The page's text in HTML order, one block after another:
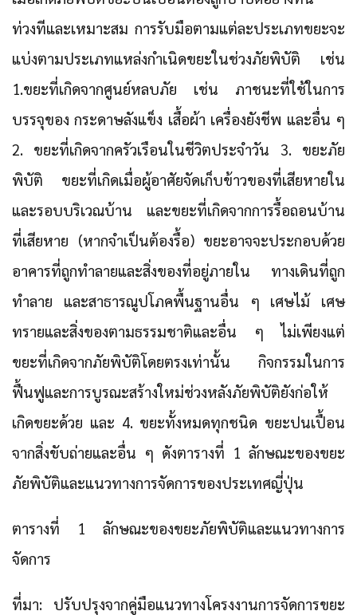
ท่วงทีและเหมาะสม การรับมือตามแต่ละประเภทขยะจะ
แบ่งตามประเภทแหล่งกำเนิดขยะในช่วงภัยพิบัติ เช่น
1.ขยะที่เกิดจากศูนย์หลบภัย เช่น ภาชนะที่ใช้ในการ
บรรจุของ กระดาษลังแข็ง เสื้อผ้า เครื่องยังชีพ และอื่น ๆ
2. ขยะที่เกิดจากครัวเรือนในชีวิตประจำวัน 3. ขยะภัย
พิบัติ ขยะที่เกิดเมื่อผู้อาศัยจัดเก็บข้าวของที่เสียหายใน
และรอบบริเวณบ้าน และขยะที่เกิดจากการรื้อถอนบ้าน
ที่เสียหาย (หากจำเป็นต้องรื้อ) ขยะอาจจะประกอบด้วย
อาคารที่ถูกทำลายและสิ่งของที่อยู่ภายใน ทางเดินที่ถูก
ทำลาย และสาธารณูปโภคพื้นฐานอื่น ๆ เศษไม้ เศษ
ทรายและสิ่งของตามธรรมชาติและอื่น ๆ ไม่เพียงแต่
ขยะที่เกิดจากภัยพิบัติโดยตรงเท่านั้น กิจกรรมในการ
ฟื้นฟูและการบูรณะสร้างใหม่ช่วงหลังภัยพิบัติยังก่อให้
เกิดขยะด้วย และ 4. ขยะทั้งหมดทุกชนิด ขยะปนเปื้อน
จากสิ่งขับถ่ายและอื่น ๆ ดังตารางที่ 1 ลักษณะของขยะ
ภัยพิบัติและแนวทางการจัดการของประเทศญี่ปุ่น
ตารางที่ 1 ลักษณะของขยะภัยพิบัติและแนวทางการ
จัดการ
ที่มา: ปรับปรุงจากคู่มือแนวทางโครงงานการจัดการขยะ